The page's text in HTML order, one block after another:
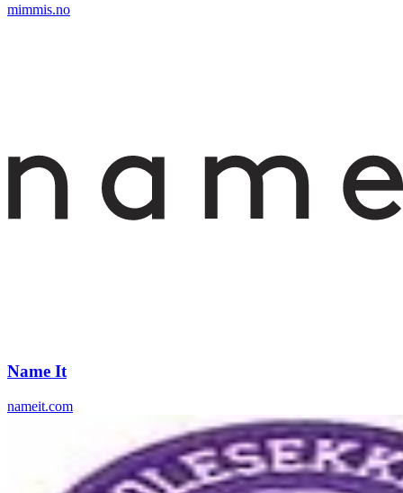
mimmis.no
Name It
nameit.com